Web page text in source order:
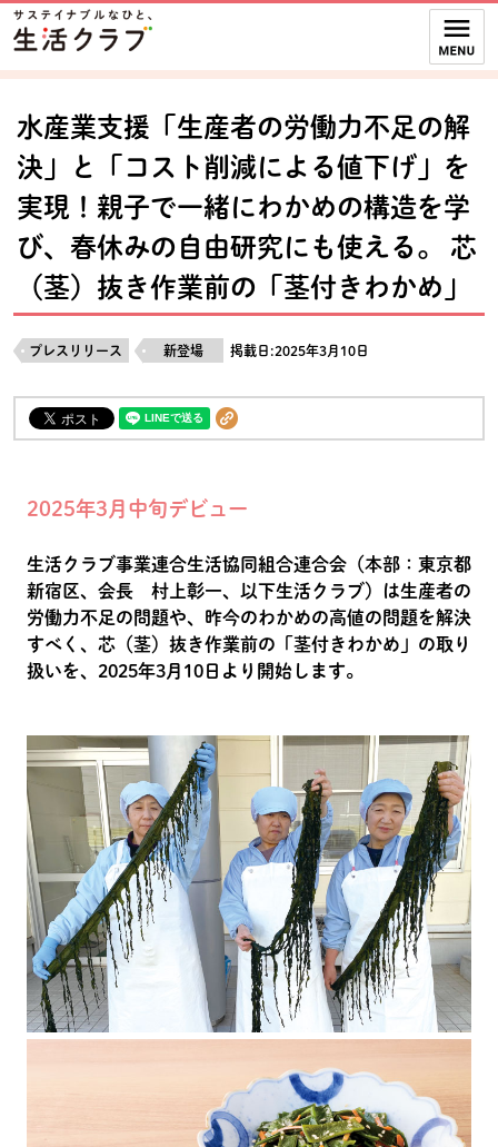
ページの先頭です。
本文へジャンプする。
ここからサイト内共通メニューです。
サイト内共通メニューをスキップする
サイト内共通メニューここまで。
水産業支援「生産者の労働力不足の解
決」と「コスト削減による値下げ」を
実現！親子で一緒にわかめの構造を学
び、春休みの自由研究にも使える。 芯
（茎）抜き作業前の「茎付きわかめ」
プレスリリース 新登場 掲載日:2025年3月10日
2025年3月中旬デビュー
生活クラブ事業連合生活協同組合連合会（本部：東京都
新宿区、会長 村上彰一、以下生活クラブ）は生産者の
労働力不足の問題や、昨今のわかめの高値の問題を解決
すべく、芯（茎）抜き作業前の「茎付きわかめ」の取り
扱いを、2025年3月10日より開始します。